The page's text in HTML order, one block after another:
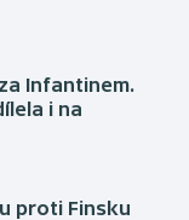
Infantinem.
i na
proti Finsku